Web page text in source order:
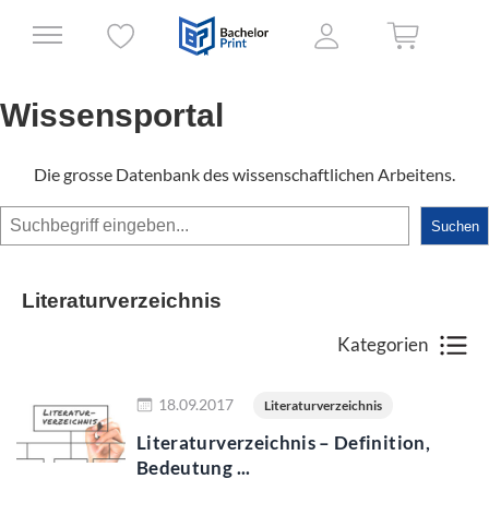
Wissensportal
Die grosse Datenbank des wissenschaftlichen Arbeitens.
Suchen Suchen
Literaturverzeichnis
Kategorien
18.09.2017 Literaturverzeichnis
Literaturverzeichnis – Definition,
Bedeutung ...